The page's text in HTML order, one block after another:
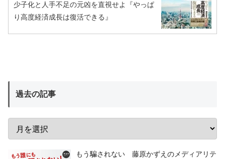
少子化と人手不足の元凶を直視せよ『やっぱ
り高度経済成長は復活できる』
過去の記事
もう騙されない 藤原かずえのメディアリテ